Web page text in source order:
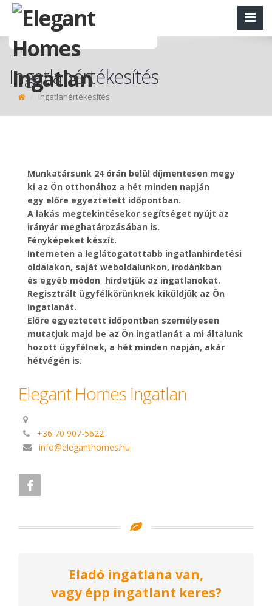
Ingatlanértékesítés
Ingatlanértékesítés
Munkatársunk 24 órán belül díjmentesen megy
ki az Ön otthonához a hét minden napján
egy előre egyeztetett időpontban.
A lakás megtekintésekor segítséget nyújt az
irányár meghatározásában is.
Fényképeket készít.
Interneten a leglátogatottabb ingatlanhirdetési
oldalakon, saját weboldalunkon, irodánkban
és egyéb módon hirdetjük az ingatlanokat.
Regisztrált ügyfélkörünknek kiküldjük az Ön
ingatlanát.
Előre egyeztetett időpontban személyesen
mutatjuk majd be az Ön ingatlanát a mi általunk
hozott ügyfélnek, a hét minden napján, akár
hétvégén is.
Elegant Homes Ingatlan
+36 70 907-5622
info@eleganthomes.hu
Eladó ingatlana van,
vagy épp ingatlant keres?